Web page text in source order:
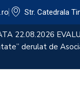
Str. Catedrala